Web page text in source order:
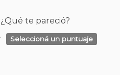
te pareció?
Seleccioná un puntuaje